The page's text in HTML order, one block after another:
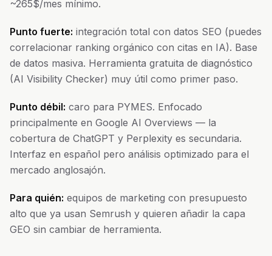
~265$/mes mínimo.
Punto fuerte: integración total con datos SEO (puedes
correlacionar ranking orgánico con citas en IA). Base
de datos masiva. Herramienta gratuita de diagnóstico
(AI Visibility Checker) muy útil como primer paso.
Punto débil: caro para PYMES. Enfocado
principalmente en Google AI Overviews — la
cobertura de ChatGPT y Perplexity es secundaria.
Interfaz en español pero análisis optimizado para el
mercado anglosajón.
Para quién: equipos de marketing con presupuesto
alto que ya usan Semrush y quieren añadir la capa
GEO sin cambiar de herramienta.